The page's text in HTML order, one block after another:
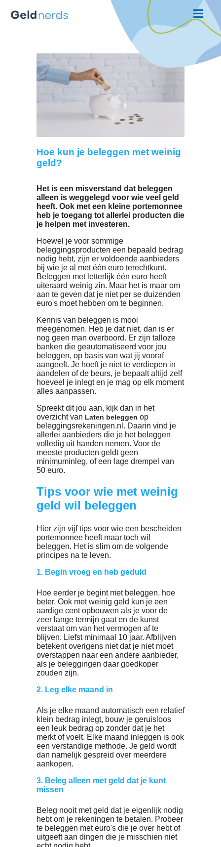
Hoe kun je beleggen met
geld?
Het is een misverstand dat beleggen
alleen is weggelegd voor wie veel
heeft. Ook met een kleine
heb je toegang tot allerlei producten
je helpen met investeren.
Hoewel je voor sommige
nodig hebt, zijn er voldoende
bij wie je al met één euro terechtkunt.
Beleggen met letterlijk één euro heeft
uiteraard weinig zin. Maar het is maar
aan te geven dat je niet per se
euro's moet hebben om te beginnen.
meegenomen. Heb je dat niet, dan is er
nog geen man overboord. Er zijn talloze
banken die geautomatiseerd voor jou
beleggen, op basis van wat jij vooraf
aangeeft. Je hoeft je niet te verdiepen in
aandelen of de beurs, je bepaalt altijd
alles aanpassen.
Spreekt dit jou aan, kijk dan in het
beleggingsrekeningen.nl. Daarin vind je
allerlei aanbieders die je het beleggen
volledig uit handen nemen. Voor de
minimuminleg, of een lage drempel van
50 euro.
Tips voor wie met
geld wil beleggen
Hier zijn vijf tips voor wie een
portemonnee heeft maar toch wil
principes na te leven.
1. Begin vroeg en heb geduld
Hoe eerder je begint met beleggen, hoe
beter. Ook met weinig geld kun je een
aardige cent opbouwen als je voor de
verstaat om van het vermogen af te
betekent overigens niet dat je niet moet
overstappen naar een andere
als je beleggingen daar goedkoper
zouden zijn.